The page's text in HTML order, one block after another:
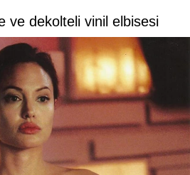
ve dekolteli vinil elbisesi